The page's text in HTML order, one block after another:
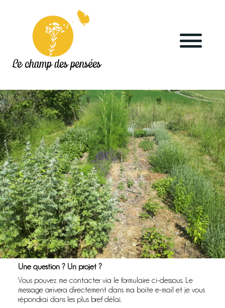
Le champ des pensées
Une question ? Un projet ?
Vous pouvez me contacter via le formulaire ci-dessous. Le
message arrivera directement dans ma boite e-mail et je vous
répondrai dans les plus bref délai.
Accueil
Le blog
La ferme
Marchés & points de vente
L’herboristerie
La distillerie
Labels & démarches
L’atelier
Ateliers
& sorties
Boutique
A propos